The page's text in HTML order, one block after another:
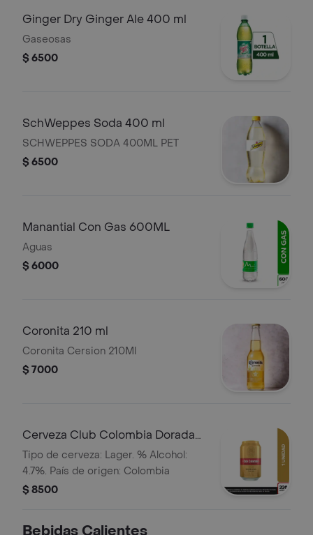
Ginger Dry Ginger Ale 400 ml
Gaseosas
$ 6500
SchWeppes Soda 400 ml
SCHWEPPES SODA 400ML PET
$ 6500
Manantial Con Gas 600ML
Aguas
$ 6000
Coronita 210 ml
Coronita Cersion 210Ml
$ 7000
Cerveza Club Colombia Dorada
Lta 330ml
Tipo de cerveza: Lager. % Alcohol:
4.7%. País de origen: Colombia
$ 8500